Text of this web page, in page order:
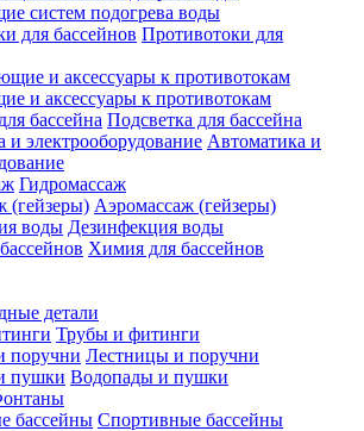
систем подогрева воды
Противотоки для
и аксессуары к противотокам
Подсветка для бассейна
Автоматика и
Гидромассаж
Аэромассаж (гейзеры)
Дезинфекция воды
Химия для бассейнов
детали
Трубы и фитинги
Лестницы и поручни
Водопады и пушки
Спортивные бассейны